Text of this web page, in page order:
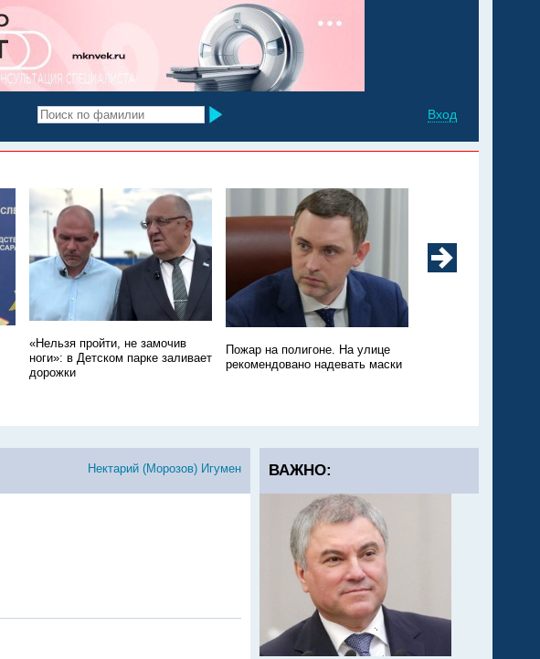
Вход
«Нельзя пройти, не замочив
ноги»: в Детском парке заливает
дорожки
Пожар на полигоне. На улице
рекомендовано надевать маски
Нектарий (Морозов) Игумен ВАЖНО: